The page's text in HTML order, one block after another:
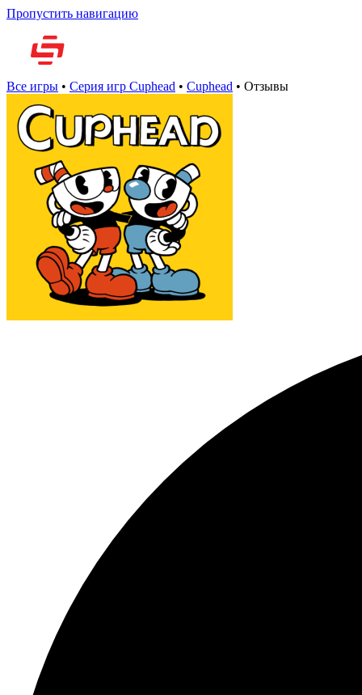
Пропустить навигацию
Все игры • Серия игр Cuphead • Cuphead • Отзывы